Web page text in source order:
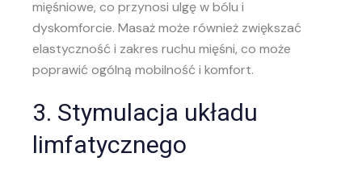
mięśniowe, co przynosi ulgę w bólu i
dyskomforcie. Masaż może również zwiększać
elastyczność i zakres ruchu mięśni, co może
poprawić ogólną mobilność i komfort.
3. Stymulacja układu
limfatycznego